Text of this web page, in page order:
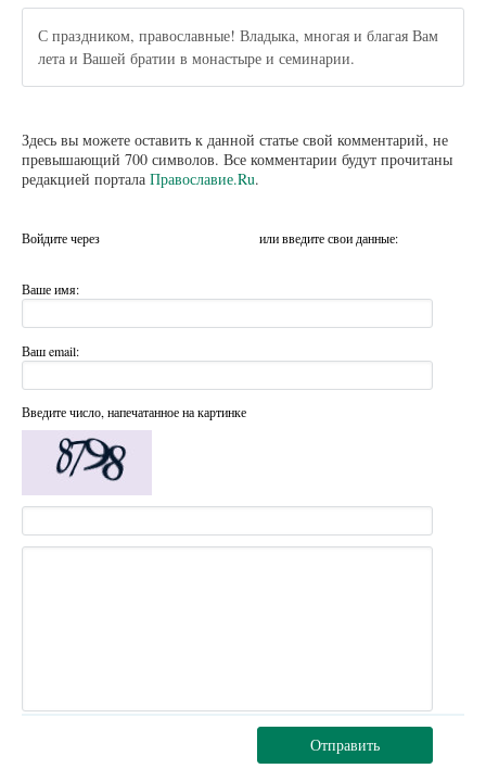
С праздником, православные! Владыка, многая и благая Вам
лета и Вашей братии в монастыре и семинарии.
Здесь вы можете оставить к данной статье свой комментарий, не
превышающий 700 символов. Все комментарии будут прочитаны
редакцией портала Православие.Ru.
Войдите через или введите свои данные:
Ваше имя:
Ваш email:
Введите число, напечатанное на картинке
Отправить